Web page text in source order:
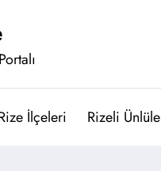
İlçeleri Rizeli